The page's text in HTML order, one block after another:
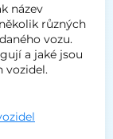
název
různých
vozu.
a jaké jsou
vozidel.